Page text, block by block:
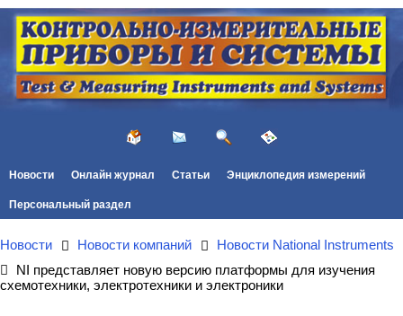
Новости Онлайн журнал Статьи Энциклопедия измерений
Персональный раздел
Новости Новости компаний
Новости National Instruments
NI представляет новую версию платформы для изучения
схемотехники, электротехники и электроники